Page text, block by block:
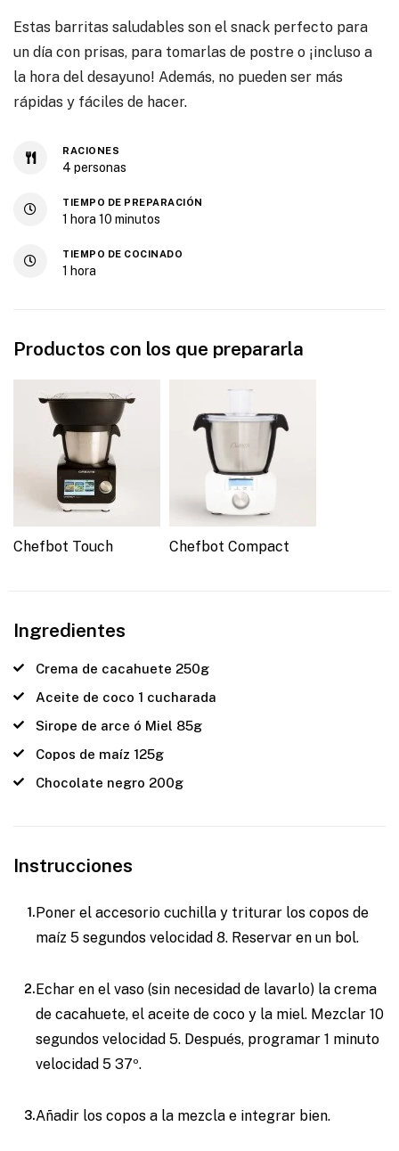
Estas barritas saludables son el snack perfecto para
un día con prisas, para tomarlas de postre o ¡incluso a
la hora del desayuno! Además, no pueden ser más
rápidas y fáciles de hacer.
RACIONES
4 personas
TIEMPO DE PREPARACIÓN
1 hora 10 minutos
TIEMPO DE COCINADO
1 hora
Productos con los que prepararla
Chefbot Touch Chefbot Compact
Ingredientes
Crema de cacahuete 250g
Aceite de coco 1 cucharada
Sirope de arce ó Miel 85g
Copos de maíz 125g
Chocolate negro 200g
Instrucciones
Poner el accesorio cuchilla y triturar los copos de
maíz 5 segundos velocidad 8. Reservar en un bol.
Echar en el vaso (sin necesidad de lavarlo) la crema
de cacahuete, el aceite de coco y la miel. Mezclar 10
segundos velocidad 5. Después, programar 1 minuto
velocidad 5 37º.
Añadir los copos a la mezcla e integrar bien.